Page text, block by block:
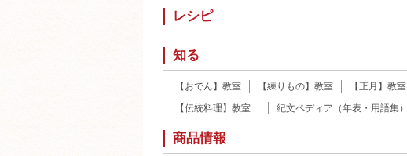
レシピ
知る
【おでん】教室 【練りもの】教室 【正月】教室
【伝統料理】教室
紀文ペディア（年表・用語集）
商品情報